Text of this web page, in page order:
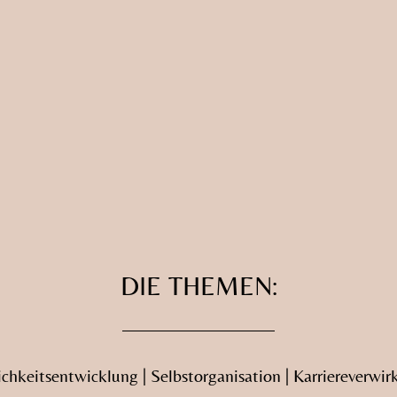
DIE THEMEN:
| Selbstorganisation |